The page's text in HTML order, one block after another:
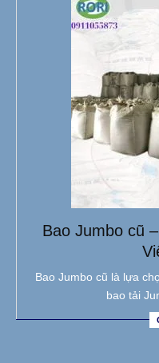
Bao Jumbo cũ
Bao Jumbo cũ là lựa
bao tải